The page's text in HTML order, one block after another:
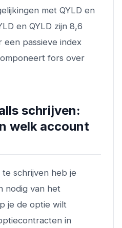
met QYLD en
en QYLD zijn 8,6
een passieve index
fors over
schrijven:
welk account
schrijven heb je
nodig van het
je de optie wilt
in